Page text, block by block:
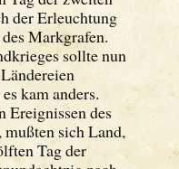
der Erleuchtung
Markgrafen.
sollte nun
kam anders.
Ereignissen des
sich Land,
Tag der